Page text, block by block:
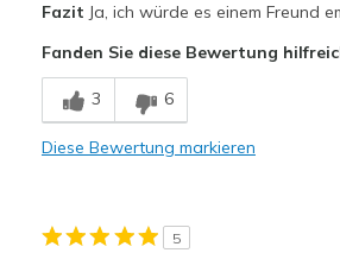
Width
Sizing
Fazit Ja, ich würde es einem Freund
Fanden Sie diese Bewertung
3 6
Diese Bewertung markieren
5